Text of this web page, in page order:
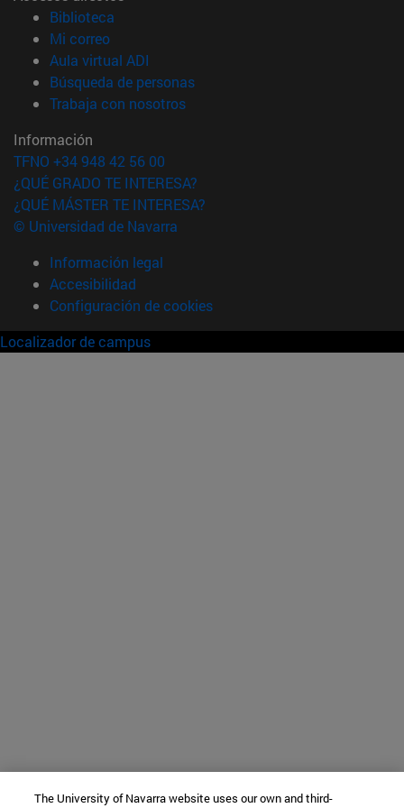
Biblioteca
Mi correo(abre en nueva ventana)
Aula virtual ADI
Búsqueda de personas(abre en nueva ventana)
Trabaja con nosotros(abre en nueva ventana)
Información
TFNO +34 948 42 56 00
¿QUÉ GRADO TE INTERESA?
¿QUÉ MÁSTER TE INTERESA?
© Universidad de Navarra
Información legal
Accesibilidad
Configuración de cookies
Localizador de campus
The University of Navarra website uses our own and third-